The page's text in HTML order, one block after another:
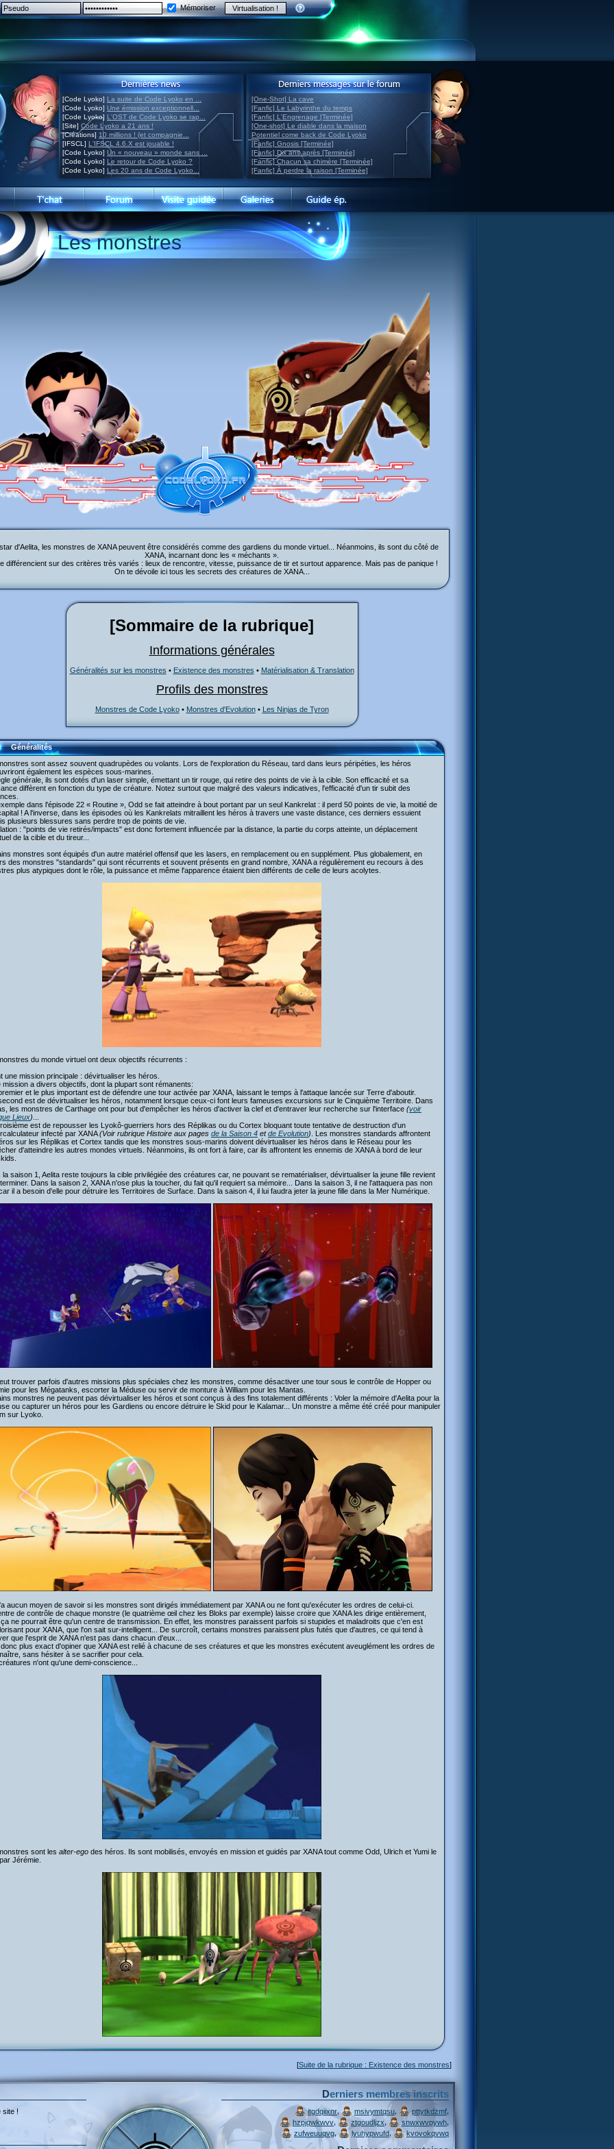
Mémoriser
[Code Lyoko] La suite de Code Lyoko en ...
[Code Lyoko] Une émission exceptionnell...
[Code Lyoko] L'OST de Code Lyoko se rap...
[Site] Code Lyoko a 21 ans !
[Créations] 10 millions ! (et compagnie...
[IFSCL] L'IFSCL 4.6.X est jouable !
[Code Lyoko] Un « nouveau » monde sans ...
[Code Lyoko] Le retour de Code Lyoko ?
[Code Lyoko] Les 20 ans de Code Lyoko...
[One-Shot] La cave
[Fanfic] Le Labyrinthe du temps
[Fanfic] L'Engrenage [Terminée]
[One-shot] Le diable dans la maison
Potentiel come back de Code Lyoko
[Fanfic] Gnosis [Terminée]
[Fanfic] Dix ans après [Terminée]
[Fanfic] Chacun sa chimère [Terminée]
[Fanfic] À perdre la raison [Terminée]
Les monstres
d'Aelita, les monstres de XANA peuvent être considérés comme des gardiens du monde virtuel... Néanmoins, ils sont du côté de
XANA, incarnant donc les « méchants ».
différencient sur des critères très variés : lieux de rencontre, vitesse, puissance de tir et surtout apparence. Mais pas de panique !
On te dévoile ici tous les secrets des créatures de XANA...
[Sommaire de la rubrique]
Informations générales
Généralités sur les monstres • Existence des monstres • Matérialisation & Translation
Profils des monstres
Monstres de Code Lyoko• Monstres d'Evolution• Les Ninjas de Tyron
Généralités
sont assez souvent quadrupèdes ou volants. Lors de l'exploration du Réseau, tard dans leurs péripéties, les héros
également les espèces sous-marines.
générale, ils sont dotés d'un laser simple, émettant un tir rouge, qui retire des points de vie à la cible. Son efficacité et sa
diffèrent en fonction du type de créature. Notez surtout que malgré des valeurs indicatives, l'efficacité d'un tir subit des
dans l'épisode 22 « Routine », Odd se fait atteindre à bout portant par un seul Kankrelat : il perd 50 points de vie, la moitié de
! A l'inverse, dans les épisodes où les Kankrelats mitraillent les héros à travers une vaste distance, ces derniers essuient
plusieurs blessures sans perdre trop de points de vie.
: "points de vie retirés/impacts" est donc fortement influencée par la distance, la partie du corps atteinte, un déplacement
de la cible et du tireur...
monstres sont équipés d'un autre matériel offensif que les lasers, en remplacement ou en supplément. Plus globalement, en
des monstres "standards" qui sont récurrents et souvent présents en grand nombre, XANA a régulièrement eu recours à des
plus atypiques dont le rôle, la puissance et même l'apparence étaient bien différents de celle de leurs acolytes.
du monde virtuel ont deux objectifs récurrents :
une mission principale : dévirtualiser les héros.
mission a divers objectifs, dont la plupart sont rémanents:
et le plus important est de défendre une tour activée par XANA, laissant le temps à l'attaque lancée sur Terre d'aboutir.
est de dévirtualiser les héros, notamment lorsque ceux-ci font leurs fameuses excursions sur le Cinquième Territoire. Dans
les monstres de Carthage ont pour but d'empêcher les héros d'activer la clef et d'entraver leur recherche sur l'interface (voir
Lieux)
est de repousser les Lyokô-guerriers hors des Réplikas ou du Cortex bloquant toute tentative de destruction d'un
infecté par XANA(Voir rubrique Histoire aux pages de la Saison 4 etde Evolution) . Les monstres standards affrontent
sur les Réplikas et Cortex tandis que les monstres sous-marins doivent dévirtualiser les héros dans le Réseau pour les
d'atteindre les autres mondes virtuels. Néanmoins, ils ont fort à faire, car ils affrontent les ennemis de XANA à bord de leur
la saison 1, Aelita reste toujours la cible privilégiée des créatures car, ne pouvant se rematérialiser, dévirtualiser la jeune fille revient
Dans la saison 2, XANA n'ose plus la toucher, du fait qu'il requiert sa mémoire... Dans la saison 3, il ne l'attaquera pas non
il a besoin d'elle pour détruire les Territoires de Surface. Dans la saison 4, il lui faudra jeter la jeune fille dans la Mer Numérique.
trouver parfois d'autres missions plus spéciales chez les monstres, comme désactiver une tour sous le contrôle de Hopper ou
pour les Mégatanks, escorter la Méduse ou servir de monture à William pour les Mantas.
monstres ne peuvent pas dévirtualiser les héros et sont conçus à des fins totalement différents : Voler la mémoire d'Aelita pour la
ou capturer un héros pour les Gardiens ou encore détruire le Skid pour le Kalamar... Un monstre a même été créé pour manipuler
sur Lyoko.
aucun moyen de savoir si les monstres sont dirigés immédiatement par XANA ou ne font qu'exécuter les ordres de celui-ci.
de contrôle de chaque monstre (le quatrième œil chez les Bloks par exemple) laisse croire que XANA les dirige entièrement,
ne pourrait être qu'un centre de transmission. En effet, les monstres paraissent parfois si stupides et maladroits que c'en est
pour XANA, que l'on sait sur-intelligent... De surcroît, certains monstres paraissent plus futés que d'autres, ce qui tend à
que l'esprit de XANA n'est pas dans chacun d'eux...
donc plus exact d'opiner que XANA est relié à chacune de ses créatures et que les monstres exécutent aveuglément les ordres de
sans hésiter à se sacrifier pour cela.
n'ont qu'une demi-conscience...
sont les alter-ego des héros. Ils sont mobilisés, envoyés en mission et guidés par XANA tout comme Odd, Ulrich et Yumi le
Jérémie.
[Suite de la rubrique : Existence des monstres]
site !
Derniers membres inscrits
itgdqiixnr msivymtqsu pttytkdzmf
hzpjqwkwvv
ztgoudljzx snwxwvpywh
zufweuuqvg , lyuhypwufd , kvovokqvwq